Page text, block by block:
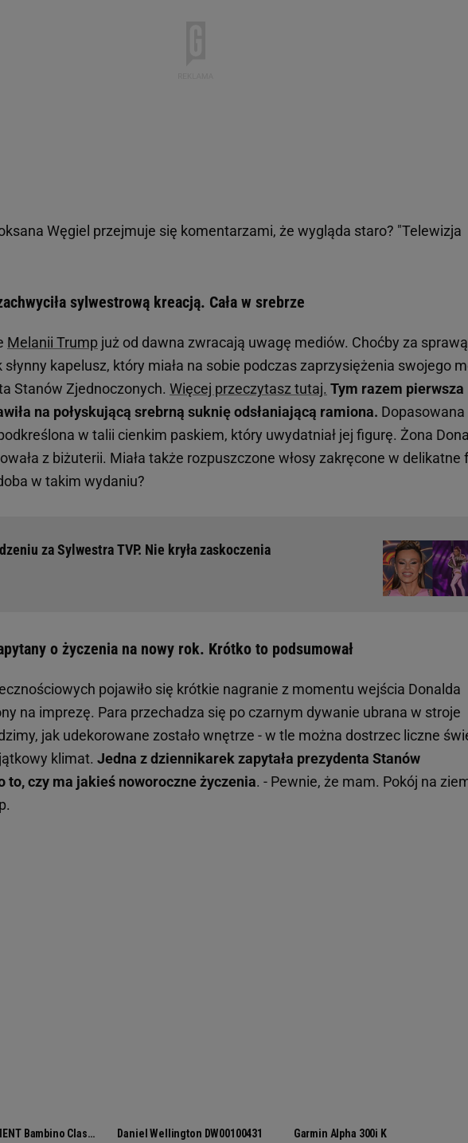
Węgiel przejmuje się komentarzami, że wygląda staro? "Telewizja
sylwestrową kreacją. Cała w srebrze
Melanii Trump już od dawna zwracają uwagę mediów. Choćby za sprawą
słynny kapelusz, który miała na sobie podczas zaprzysiężenia swojego
Stanów Zjednoczonych. Więcej przeczytasz tutaj. Tym razem pierwsza
na połyskującą srebrną suknię odsłaniającą ramiona. Dopasowana
w talii cienkim paskiem, który uwydatniał jej figurę. Żona
z biżuterii. Miała także rozpuszczone włosy zakręcone w delikatne
w takim wydaniu?
za Sylwestra TVP. Nie kryła zaskoczenia
o życzenia na nowy rok. Krótko to podsumował
pojawiło się krótkie nagranie z momentu wejścia Donalda
na imprezę. Para przechadza się po czarnym dywanie ubrana w stroje
jak udekorowane zostało wnętrze - w tle można dostrzec liczne
klimat. Jedna z dziennikarek zapytała prezydenta Stanów
to, czy ma jakieś noworoczne życzenia. - Pewnie, że mam. Pokój na